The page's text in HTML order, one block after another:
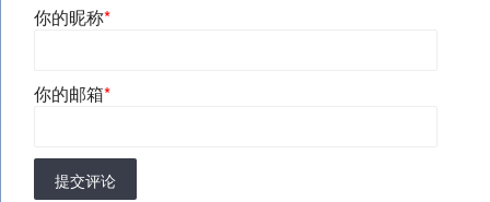
你的昵称*
你的邮箱*
提交评论